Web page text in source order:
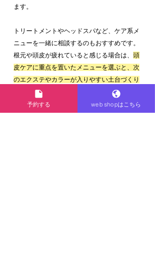
ます。
トリートメントやヘッドスパなど、ケア系メ
ニューを一緒に相談するのもおすすめです。
根元や頭皮が疲れていると感じる場合は、 頭
皮ケアに重点を置いたメニューを選ぶと、次
のエクステやカラーが入りやすい土台づくり
につながります
。「またエクステをつける前
提なのか」「しばらく地毛を伸ばしたいの
予約する web shopはこちら